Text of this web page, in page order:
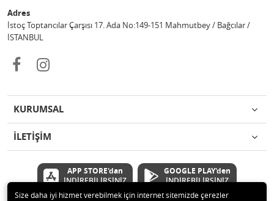
Adres
İstoç Toptancılar Çarşısı 17. Ada No:149-151 Mahmutbey / Bağcılar /
İSTANBUL
KURUMSAL
İLETİŞİM
APP STORE'dan
İNDİREBİLİRSİNİZ
GOOGLE PLAY'den
İNDİREBİLİRSİNİZ
Size daha iyi hizmet verebilmek için internet sitemizde çerezler